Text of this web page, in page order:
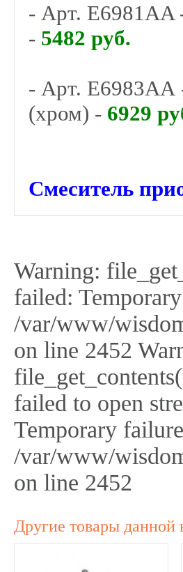
- Арт. E6981AA
- 5482 руб.
- Арт. E6983AA
(хром) - 6929
Смеситель
Warning:
failed:
/var/www/
on line 2452
failed to open
Temporary
/var/www/
on line 2452
Другие товары данной